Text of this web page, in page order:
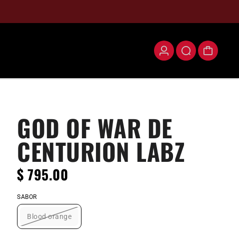
GOD OF WAR DE
CENTURION LABZ
$ 795.00
SABOR
Blood orange